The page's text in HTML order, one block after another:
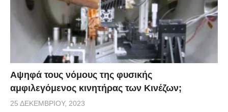
Αψηφά τους νόμους της φυσικής
αμφιλεγόμενος κινητήρας των Κινέζων;
25 ΔΕΚΕΜΒΡΊΟΥ, 2023